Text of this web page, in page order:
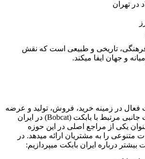
در تهران
فرهنگی، تاریخی و طبیعی است که نقش
و جهان ایفا میکند.
در زمینه خرید، فروش، تولید و عرضه
مینی لودرها و تجهیزات جانبی مرتبط با بابکت (Bobcat) در ایران
یکی از مراجع اصلی در این حوزه
متنوعی را به مشتریان ارائه میدهد. در
بیشتر درباره ایران بابکت میپردازیم: